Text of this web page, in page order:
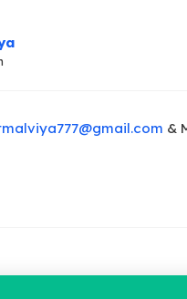
&